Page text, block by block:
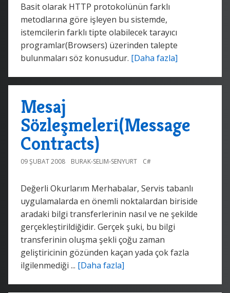
Basit olarak HTTP protokolünün farklı
metodlarına göre işleyen bu sistemde,
istemcilerin farklı tipte olabilecek tarayıcı
programlar(Browsers) üzerinden talepte
bulunmaları söz konusudur. [Daha fazla]
Mesaj
Sözleşmeleri(Message
Contracts)
09 ŞUBAT 2008 BURAK-SELIM-SENYURT C#
Değerli Okurlarım Merhabalar, Servis tabanlı
uygulamalarda en önemli noktalardan biriside
aradaki bilgi transferlerinin nasıl ve ne şekilde
gerçekleştirildiğidir. Gerçek şuki, bu bilgi
transferinin oluşma şekli çoğu zaman
geliştiricinin gözünden kaçan yada çok fazla
ilgilenmediği ... [Daha fazla]